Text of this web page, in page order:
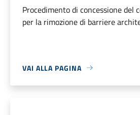
Procedimento di concessione
per la rimozione di barriere
VAI ALLA PAGINA